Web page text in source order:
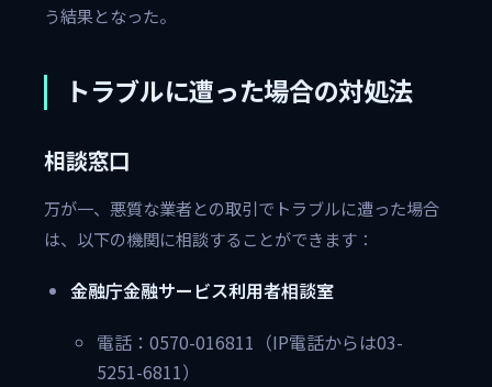
う結果となった。
トラブルに遭った場合の対処法
相談窓口
万が一、悪質な業者との取引でトラブルに遭った場合
は、以下の機関に相談することができます：
金融庁金融サービス利用者相談室
電話：0570-016811（IP電話からは03-
5251-6811）